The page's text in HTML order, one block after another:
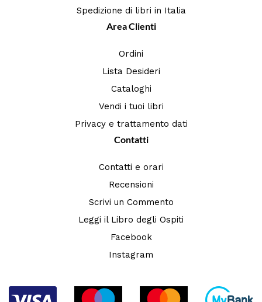
Spedizione di libri in Italia
Area Clienti
Ordini
Lista Desideri
Cataloghi
Vendi i tuoi libri
Privacy e trattamento dati
Contatti
Contatti e orari
Recensioni
Scrivi un Commento
Leggi il Libro degli Ospiti
Facebook
Instagram